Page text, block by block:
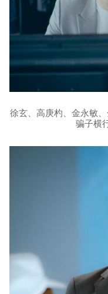
徐玄、高庚杓、金永敏
骗子横